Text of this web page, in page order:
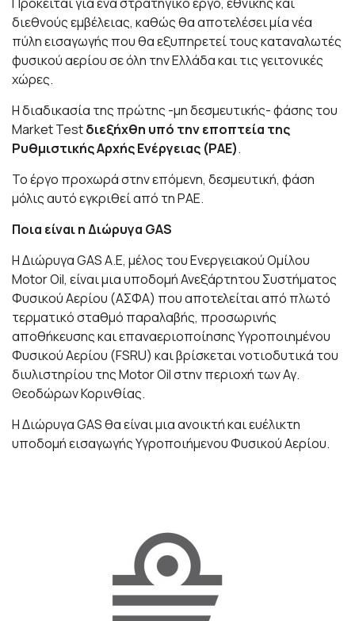
διεθνούς εμβέλειας, καθώς θα αποτελέσει μία νέα
πύλη εισαγωγής που θα εξυπηρετεί τους καταναλωτές
φυσικού αερίου σε όλη την Ελλάδα και τις γειτονικές
χώρες.
Η διαδικασία της πρώτης -μη δεσμευτικής- φάσης του
Market Testδιεξήχθη υπό την εποπτεία της
Ρυθμιστικής Αρχής Ενέργειας (ΡΑΕ).
Το έργο προχωρά στην επόμενη, δεσμευτική, φάση
μόλις αυτό εγκριθεί από τη ΡΑΕ.
Ποια είναι η Διώρυγα GAS
Η ΔιώρυγαGAS A.E, μέλος του Ενεργειακού Ομίλου
Motor Oil, είναι μια υποδομή Ανεξάρτητου Συστήματος
Φυσικού Αερίου (ΑΣΦΑ) που αποτελείται από πλωτό
τερματικό σταθμό παραλαβής, προσωρινής
αποθήκευσης και επαναεριοποίησης Υγροποιημένου
Φυσικού Αερίου (FSRU) και βρίσκεται νοτιοδυτικά του
διυλιστηρίου τηςMotor Oilστην περιοχή των Αγ.
Θεοδώρων Κορινθίας.
Η ΔιώρυγαGASθα είναι μια ανοικτή και ευέλικτη
υποδομή εισαγωγής Υγροποιήμενου Φυσικού Αερίου.